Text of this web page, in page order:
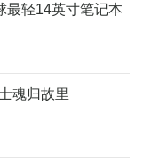
最轻14英寸笔记本
魂归故里